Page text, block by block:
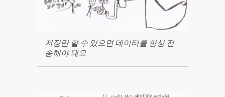
저장만 할 수 있으면 데이터를 항상 전
송해야 돼요